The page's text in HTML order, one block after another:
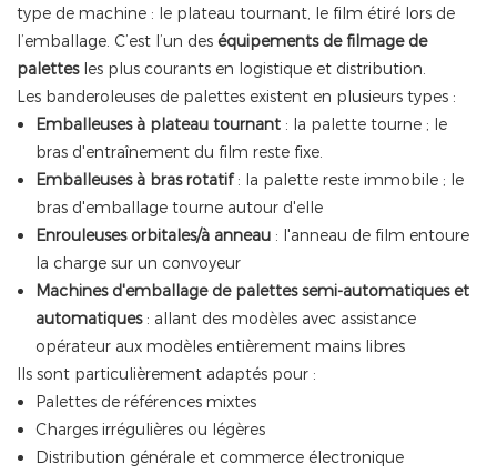
type de machine : le plateau tournant, le film étiré lors de
l’emballage. C’est l’un des équipements de filmage de
palettesles plus courants en logistique et distribution.
Les banderoleuses de palettes existent en plusieurs types :
Emballeuses à plateau tournant : la palette tourne ; le
bras d'entraînement du film reste fixe.
Emballeuses à bras rotatif : la palette reste immobile ; le
bras d'emballage tourne autour d'elle
Enrouleuses orbitales/à anneau : l'anneau de film entoure
la charge sur un convoyeur
Machines d'emballage de palettes semi-automatiques et
automatiques: allant des modèles avec assistance
opérateur aux modèles entièrement mains libres
Ils sont particulièrement adaptés pour :
Palettes de références mixtes
Charges irrégulières ou légères
Distribution générale et commerce électronique